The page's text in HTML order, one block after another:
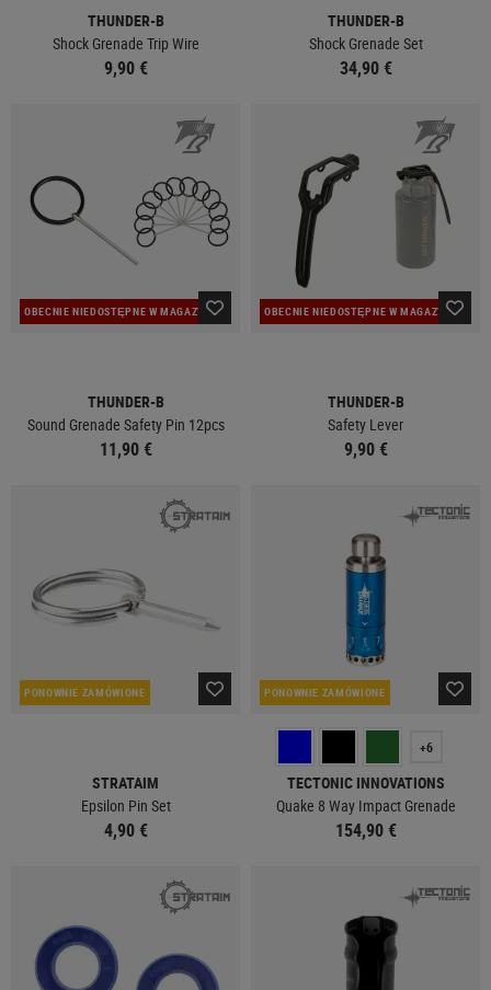
THUNDER-B
Shock Grenade Trip Wire
9,90 €
THUNDER-B
Shock Grenade Set
34,90 €
OBECNIE NIEDOSTĘPNE W MAGAZYNIE
THUNDER-B
Sound Grenade Safety Pin 12pcs
11,90 €
OBECNIE NIEDOSTĘPNE W MAGAZYNIE
THUNDER-B
Safety Lever
9,90 €
PONOWNIE ZAMÓWIONE
STRATAIM
Epsilon Pin Set
4,90 €
PONOWNIE ZAMÓWIONE
+6
TECTONIC INNOVATIONS
Quake 8 Way Impact Grenade
154,90 €